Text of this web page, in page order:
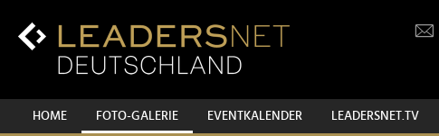
Inhalt
Hauptnavigation
HOME FOTO-GALERIE EVENTKALENDER LEADERSNET.TV